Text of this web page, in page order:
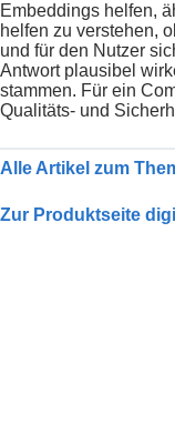
Embeddings helfen,
helfen zu verstehen,
und für den Nutzer
Antwort plausibel
stammen. Für ein
Qualitäts- und
Alle Artikel zum
Zur Produktseite